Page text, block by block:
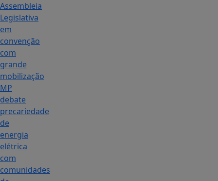
Assembleia
Legislativa
em
convenção
com
grande
mobilização
MP
debate
precariedade
de
energia
elétrica
com
comunidades